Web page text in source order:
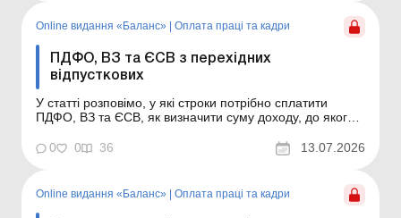
Online видання «Баланс» | Оплата праці та кадри
ПДФО, ВЗ та ЄСВ з перехідних
відпусткових
У статті розповімо, у які строки потрібно сплатити
ПДФО, ВЗ та ЄСВ, як визначити суму доходу, до якого
мінімальною та максимальною базою нарахування
ЄСВ. Баланс № 28 від 14 липня 2026 року Якщо
вип...
0 0 36 13.07.2026
Online видання «Баланс» Оплата праці та кадри